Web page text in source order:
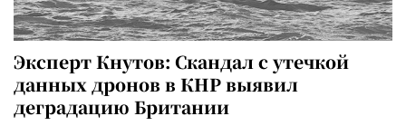
Эксперт Кнутов: Скандал с утечкой
данных дронов в КНР выявил
деградацию Британии